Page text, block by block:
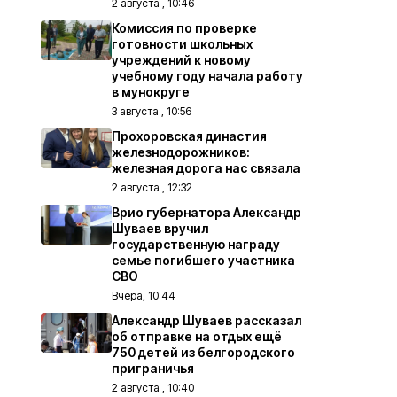
2 августа , 10:46
Комиссия по проверке
готовности школьных
учреждений к новому
учебному году начала работу
в мунокруге
3 августа , 10:56
Прохоровская династия
железнодорожников:
железная дорога нас связала
2 августа , 12:32
Врио губернатора Александр
Шуваев вручил
государственную награду
семье погибшего участника
СВО
Вчера, 10:44
Александр Шуваев рассказал
об отправке на отдых ещё
750 детей из белгородского
приграничья
2 августа , 10:40